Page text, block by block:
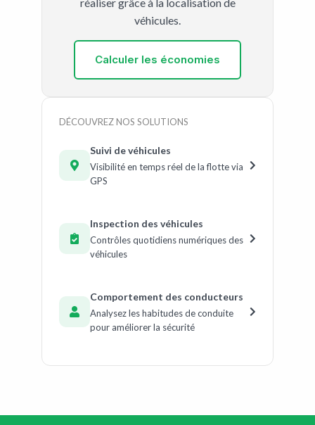
véhicules.
Calculer les économies
DÉCOUVREZ NOS SOLUTIONS
Suivi de véhicules
Visibilité en temps réel de la flotte via
GPS
Inspection des véhicules
Contrôles quotidiens numériques des
véhicules
Comportement des conducteurs
Analysez les habitudes de conduite
pour améliorer la sécurité